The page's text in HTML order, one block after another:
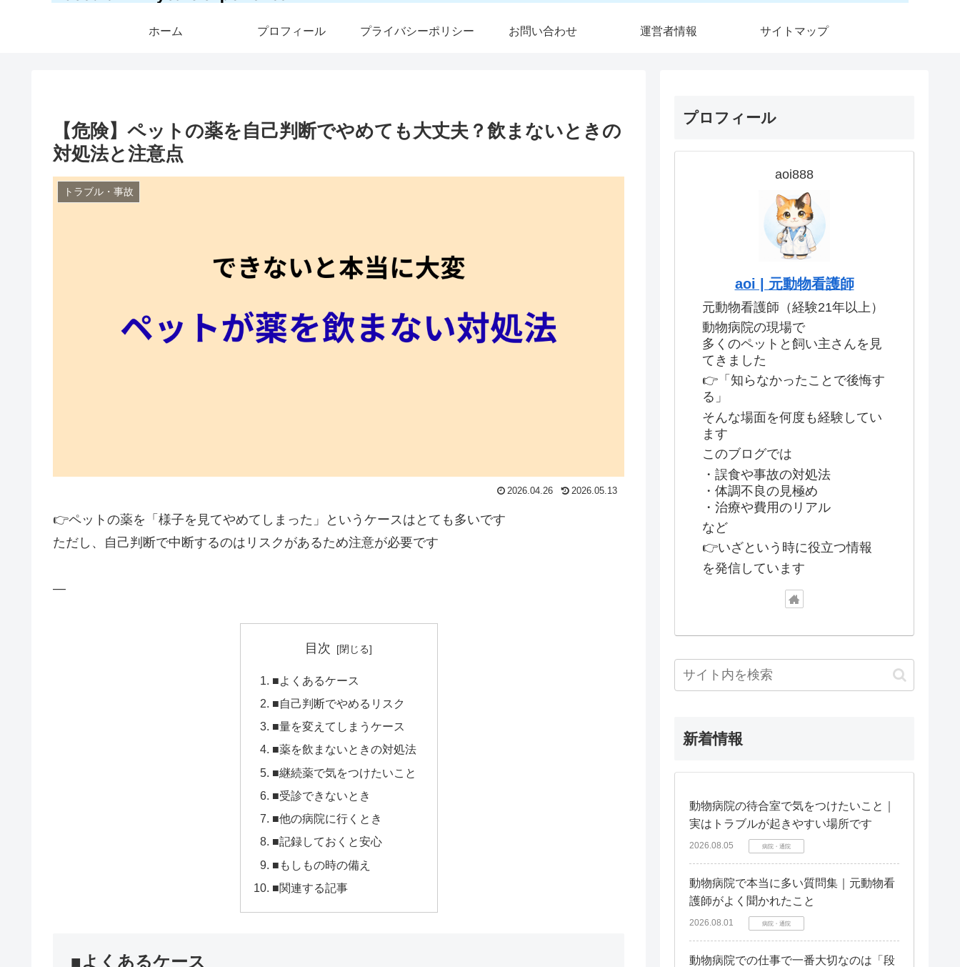
ホーム プロフィール プライバシーポリシー お問い合わせ 運営者情報 サイトマップ
【危険】ペットの薬を自己判断でやめても大丈夫？飲まないときの
対処法と注意点
トラブル・事故
2026.04.26 2026.05.13
👉ペットの薬を「様子を見てやめてしまった」というケースはとても多いです
ただし、自己判断で中断するのはリスクがあるため注意が必要です
—
目次
■よくあるケース
■自己判断でやめるリスク
■量を変えてしまうケース
■薬を飲まないときの対処法
■継続薬で気をつけたいこと
■受診できないとき
■他の病院に行くとき
■記録しておくと安心
■もしもの時の備え
■関連する記事
■よくあるケース
プロフィール
aoi888
aoi | 元動物看護師
元動物看護師（経験21年以上）
動物病院の現場で
多くのペットと飼い主さんを見
てきました
👉「知らなかったことで後悔す
る」
そんな場面を何度も経験してい
ます
このブログでは
・誤食や事故の対処法
・体調不良の見極め
・治療や費用のリアル
など
👉いざという時に役立つ情報
を発信しています
新着情報
動物病院の待合室で気をつけたいこと｜
実はトラブルが起きやすい場所です
2026.08.05 病院・通院
動物病院で本当に多い質問集｜元動物看
護師がよく聞かれたこと
2026.08.01 病院・通院
動物病院での仕事で一番大切なのは「段